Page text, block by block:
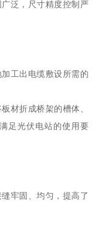
泛，尺寸精度控制严
工出电缆敷设所需的
材折成桥架的槽体、
足光伏电站的使用要
牢固、均匀，提高了